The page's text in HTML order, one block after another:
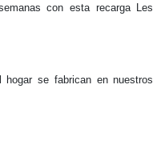
con esta recarga Les
hogar se fabrican en nuestros